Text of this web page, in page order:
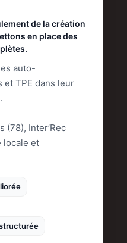
de la création
en place des
auto-
TPE dans leur
(78), Inter’Rec
locale et